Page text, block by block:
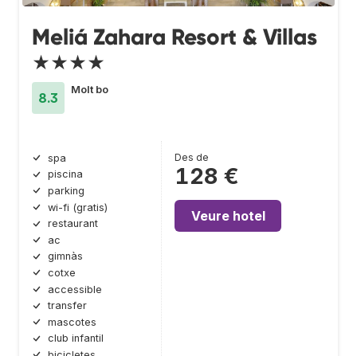
Meliá Zahara Resort & Villas
★★★★
8.3
Molt bo
spa
piscina
parking
wi-fi (gratis)
restaurant
ac
gimnàs
cotxe
accessible
transfer
mascotes
club infantil
Des de
128 €
Veure hotel